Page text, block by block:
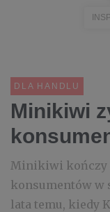
DLA HANDLU
Minikiwi
Minikiwi kończy
konsumentów w
lata temu, kiedy